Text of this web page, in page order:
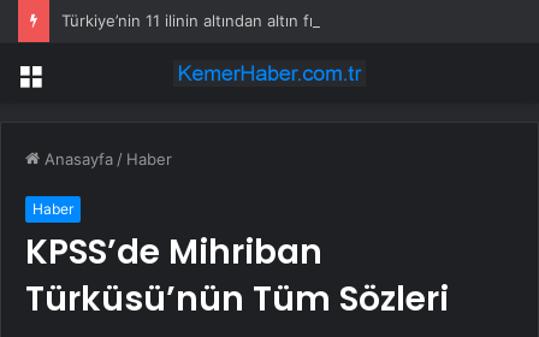
Türkiye’nin 11 ilinin altından altın fışkıracak
Menü
Anasayfa / Haber
Haber
KPSS’de Mihriban
Türküsü’nün Tüm Sözleri